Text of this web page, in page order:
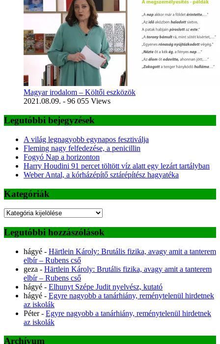
Magyar irodalom – Költői eszközök
2021.08.09. - 96 055 Views
Legutóbbi bejegyzések
A világ legnagyobb egynapos fesztiválja
Fleming nagy felfedezése, a penicillin
Fogyó Nap a horizonton
Harry Houdini 91 percet töltött víz alatt egy lezárt tartályban
Weber Antal, a kórházépítő sztárépítész hagyatéka
Kategóriák
Kategóriák
Legutóbbi hozzászólások
hágyé - Härtlein Károly: Brutális fizika, avagy amit a tanterem
elbír – Rubens cső
geza - Härtlein Károly: Brutális fizika, avagy amit a tanterem
elbír – Rubens cső
hágyé - Elhunyt Szépe Judit nyelvész, kutató
hágyé - Egyre nagyobb a tanárhiány, reménytelenül hirdetnek
az iskolák
Péter- Egyre nagyobb a tanárhiány, reménytelenül hirdetnek
az iskolák
Archívum